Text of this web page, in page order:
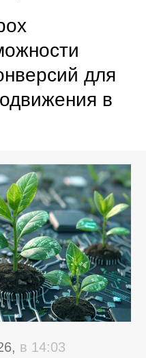
для
в
в 14:03